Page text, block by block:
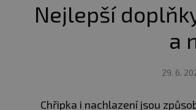
Nejlepší
a
29. 6.
Chřipka i nachlazení jsou